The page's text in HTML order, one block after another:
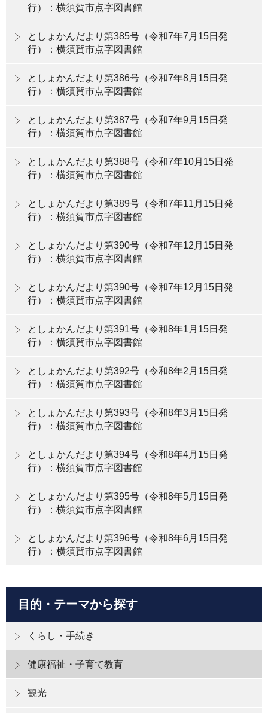
行）：横須賀市点字図書館
としょかんだより第385号（令和7年7月15日発
行）：横須賀市点字図書館
としょかんだより第386号（令和7年8月15日発
行）：横須賀市点字図書館
としょかんだより第387号（令和7年9月15日発
行）：横須賀市点字図書館
としょかんだより第388号（令和7年10月15日発
行）：横須賀市点字図書館
としょかんだより第389号（令和7年11月15日発
行）：横須賀市点字図書館
としょかんだより第390号（令和7年12月15日発
行）：横須賀市点字図書館
としょかんだより第390号（令和7年12月15日発
行）：横須賀市点字図書館
としょかんだより第391号（令和8年1月15日発
行）：横須賀市点字図書館
としょかんだより第392号（令和8年2月15日発
行）：横須賀市点字図書館
としょかんだより第393号（令和8年3月15日発
行）：横須賀市点字図書館
としょかんだより第394号（令和8年4月15日発
行）：横須賀市点字図書館
としょかんだより第395号（令和8年5月15日発
行）：横須賀市点字図書館
としょかんだより第396号（令和8年6月15日発
行）：横須賀市点字図書館
目的・テーマから探す
くらし・手続き
健康福祉・子育て教育
観光